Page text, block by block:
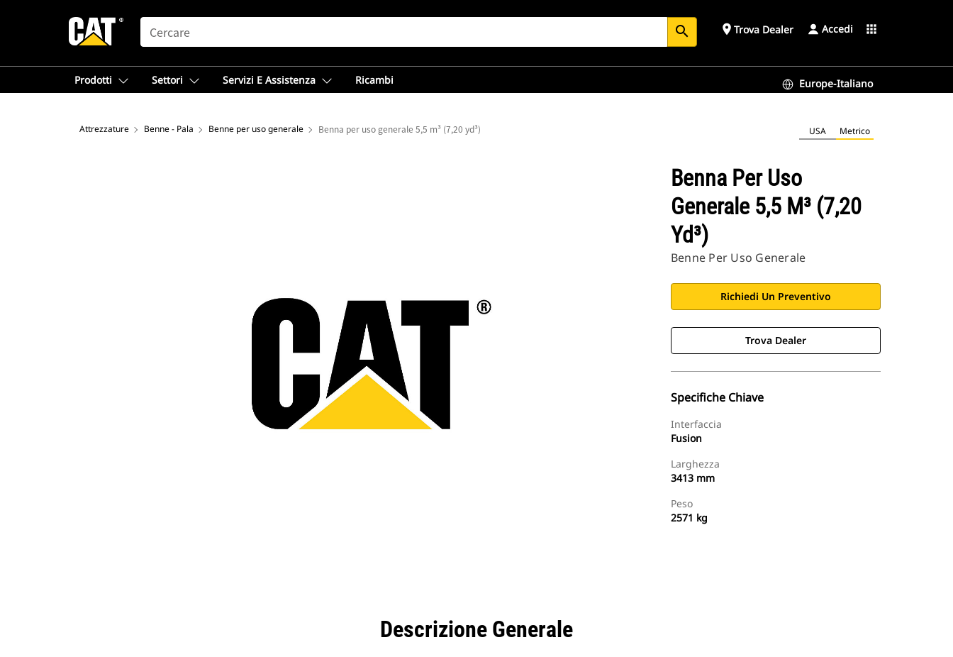
SEARCH search place Trova Dealer Accedi apps
Prodotti Settori Servizi E Assistenza Ricambi Europe-Italiano
Attrezzature Benne - Pala Benne per uso generale Benna per uso generale 5,5 m³ (7,20 yd³) USA Metrico
Benna Per Uso
Generale 5,5 M³ (7,20
Yd³)
Benne Per Uso Generale
Richiedi Un Preventivo
Trova Dealer
Specifiche Chiave
Interfaccia
Fusion
Larghezza
3413 mm
Peso
2571 kg
Descrizione Generale